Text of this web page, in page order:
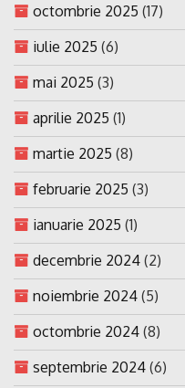
octombrie 2025 (17)
iulie 2025 (6)
mai 2025 (3)
aprilie 2025 (1)
martie 2025 (8)
februarie 2025 (3)
ianuarie 2025 (1)
decembrie 2024 (2)
noiembrie 2024 (5)
octombrie 2024 (8)
septembrie 2024 (6)